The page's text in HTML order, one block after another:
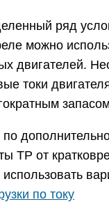
Arduino
нагрузку
подключать к
моторчики.
–
может давать
другим
Кстати,